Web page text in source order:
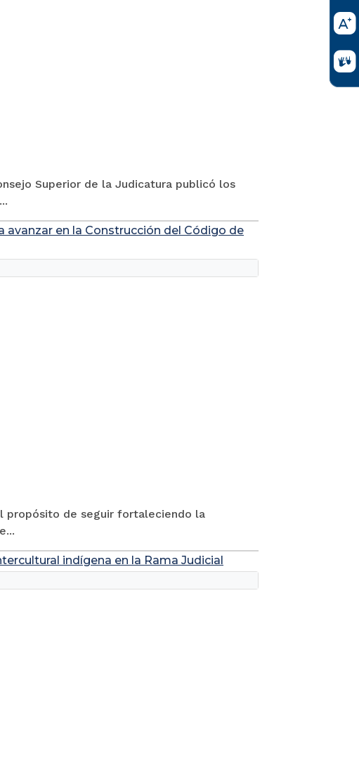
Superior de la Judicatura publicó los
avanzar en la Construcción del Código de
propósito de seguir fortaleciendo la
indígena en la Rama Judicial